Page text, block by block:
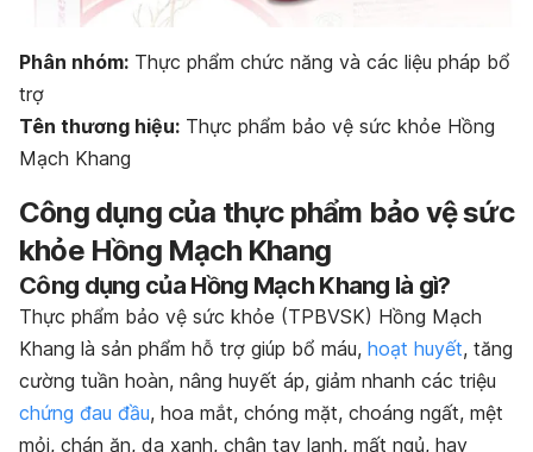
Phân nhóm: Thực phẩm chức năng và các liệu pháp bổ
trợ
Tên thương hiệu: Thực phẩm bảo vệ sức khỏe Hồng
Mạch Khang
Công dụng của thực phẩm bảo vệ sức
khỏe Hồng Mạch Khang
Công dụng của Hồng Mạch Khang là gì?
Thực phẩm bảo vệ sức khỏe (TPBVSK) Hồng Mạch
Khang là sản phẩm hỗ trợ giúp bổ máu, hoạt huyết, tăng
cường tuần hoàn, nâng huyết áp, giảm nhanh các triệu
chứng đau đầu, hoa mắt, chóng mặt, choáng ngất, mệt
mỏi, chán ăn, da xanh, chân tay lạnh, mất ngủ, hay